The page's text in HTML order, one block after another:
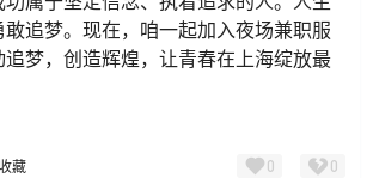
追梦。现在，咱一起加入夜场兼职服
梦，创造辉煌，让青春在上海绽放最
收藏 0 0